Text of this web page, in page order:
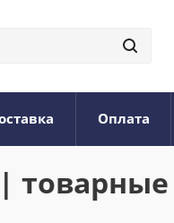
Оплата